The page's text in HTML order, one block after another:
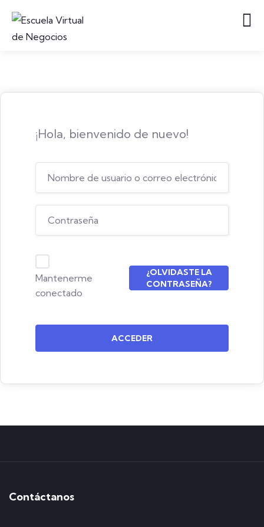
¡Hola, bienvenido de nuevo!
Mantenerme
conectado
¿OLVIDASTE LA
CONTRASEÑA?
ACCEDER
Contáctanos